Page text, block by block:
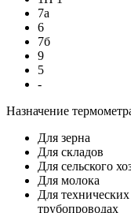
7а
6
7б
9
5
-
Назначение
Для зерна
Для складов
Для сельского
Для молока
Для
трубопроводах